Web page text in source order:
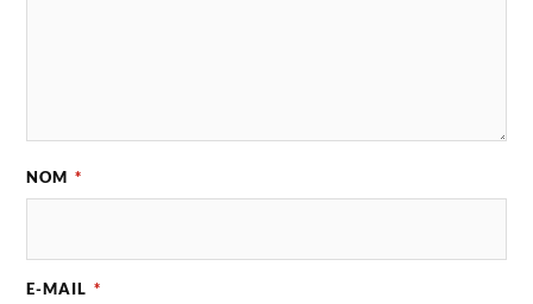
NOM *
E-MAIL *